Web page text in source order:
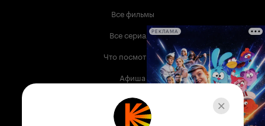
Все фильмы
Все сериалы
Что посмотреть
Афиша
Музыка
Телепрограмма
РЕКЛАМА